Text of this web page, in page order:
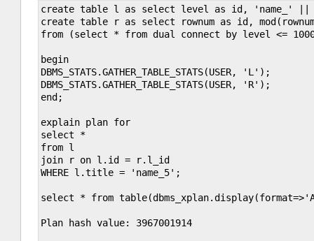
create table l as select level as id, 'name_'
create table r as select rownum as id,
from (select * from dual connect by level <=
begin
DBMS_STATS.GATHER_TABLE_STATS(USER, 'L');
DBMS_STATS.GATHER_TABLE_STATS(USER, 'R');
end;
explain plan for
select *
from l
join r on l.id = r.l_id
WHERE l.title = 'name_5';
select * from
Plan hash value: 3967001914